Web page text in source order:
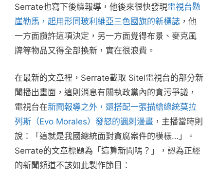
Serrate也寫下後續報導，他後來很快發現電視台懸
崖勒馬，起用形同玻利維亞三色國旗的新標誌 ，他
一方面讚許這項決定，另一方面覺得布景、麥克風
牌等物品又得全部換新，實在很浪費。
在最新的文章裡，Serrate截取 Sitel電視台的部分新
聞播出畫面，這則消息有關執政黨內的貪污爭議，
電視台在新聞報導之外，還搭配一張描繪總統莫拉
列斯（Evo Morales）發怒的諷刺漫畫 ，主播當時則
說：「這就是我國總統面對貪腐案件的模樣…」。
Serrate的文章標題為「這算新聞嗎？」，認為正經
的新聞頻道不該如此製作節目：